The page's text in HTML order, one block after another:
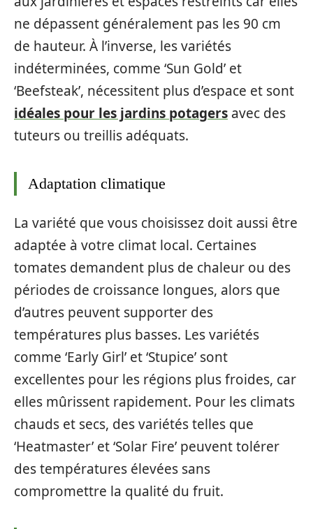
ne dépassent généralement pas les 90 cm
de hauteur. À l’inverse, les variétés
indéterminées, comme ‘Sun Gold’ et
‘Beefsteak’, nécessitent plus d’espace et sont
idéales pour les jardins potagers avec des
tuteurs ou treillis adéquats.
Adaptation climatique
La variété que vous choisissez doit aussi être
adaptée à votre climat local. Certaines
tomates demandent plus de chaleur ou des
périodes de croissance longues, alors que
d’autres peuvent supporter des
températures plus basses. Les variétés
comme ‘Early Girl’ et ‘Stupice’ sont
excellentes pour les régions plus froides, car
elles mûrissent rapidement. Pour les climats
chauds et secs, des variétés telles que
‘Heatmaster’ et ‘Solar Fire’ peuvent tolérer
des températures élevées sans
compromettre la qualité du fruit.